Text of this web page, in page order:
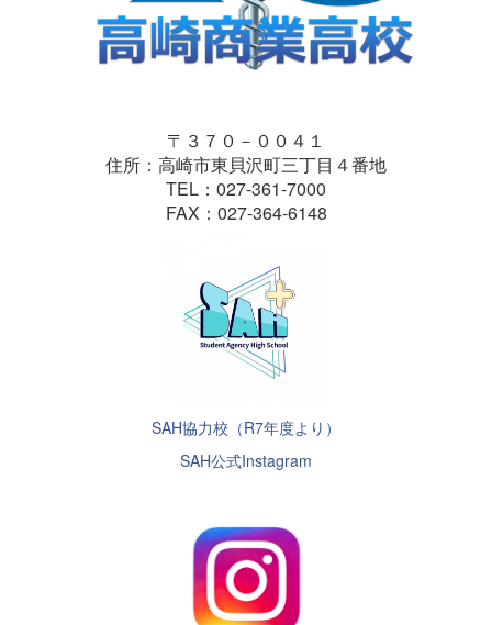
〒３７０－００４１
住所：高崎市東貝沢町三丁目４番地
TEL：027-361-7000
FAX：027-364-6148
SAH協力校（R7年度より）
SAH公式Instagram